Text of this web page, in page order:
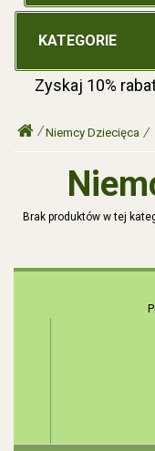
KATEGORIE
Zyskaj 10%
Niemcy Dziecięca
Brak produktów w tej